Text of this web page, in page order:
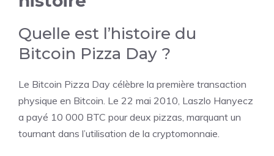
Quelle est l’histoire du
Bitcoin Pizza Day ?
Le Bitcoin Pizza Day célèbre la première transaction
physique en Bitcoin. Le 22 mai 2010, Laszlo Hanyecz
a payé 10 000 BTC pour deux pizzas, marquant un
tournant dans l’utilisation de la cryptomonnaie.